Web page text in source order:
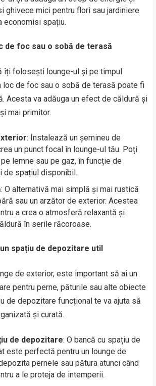
ghivece mici pentru flori sau jardiniere
economisi spațiu.
de foc sau o sobă de terasă
îți folosești lounge-ul și pe timpul
loc de foc sau o sobă de terasă poate fi
Acesta va adăuga un efect de căldură și
mai primitor.
: Instalează un șemineu de
un punct focal în lounge-ul tău. Poți
lemne sau pe gaz, în funcție de
de spațiul disponibil.
: O alternativă mai simplă și mai rustică
sau un arzător de exterior. Acestea
a crea o atmosferă relaxantă și
în serile răcoroase.
spațiu de depozitare util
de exterior, este important să ai un
pentru perne, păturile sau alte obiecte
de depozitare funcțional te va ajuta să
și curată.
de depozitare: O bancă cu spațiu de
este perfectă pentru un lounge de
pernele sau pătura atunci când
a le proteja de intemperii.